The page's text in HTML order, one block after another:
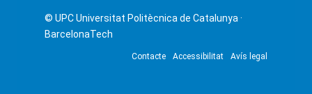
© UPCUniversitat Politècnica de Catalunya ·
BarcelonaTech
Contacte Accessibilitat Avís legal